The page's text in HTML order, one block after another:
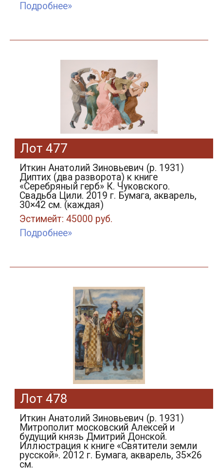
Подробнее»
Лот 477
Иткин Анатолий Зиновьевич (р. 1931)
Диптих (два разворота) к книге
«Серебряный герб» К. Чуковского.
Свадьба Цили. 2019 г. Бумага, акварель,
30×42 см. (каждая)
Эстимейт: 45000 руб.
Подробнее»
Лот 478
Иткин Анатолий Зиновьевич (р. 1931)
Митрополит московский Алексей и
будущий князь Дмитрий Донской.
Иллюстрация к книге «Святители земли
русской». 2012 г. Бумага, акварель, 35×26
см.